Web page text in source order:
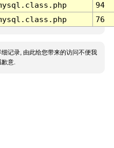
94
76
记录, 由此给您带来的访问不便我
歉意.